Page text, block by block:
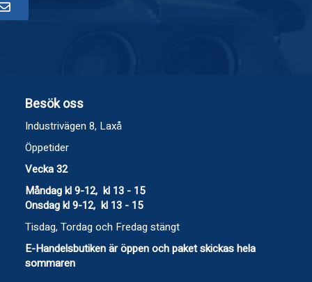
Besök oss
Industrivägen 8, Laxå
Öppetider
Vecka 32
Måndag kl 9-12, kl 13 - 15
Onsdag kl 9-12, kl 13 - 15
Tisdag, Tordag och Fredag stängt
E-Handelsbutiken är öppen och paket skickas hela
sommaren